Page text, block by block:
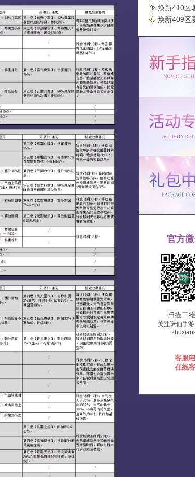
焕新410区
焕新409区
官方
扫描二
关注诛仙手
客服
在线